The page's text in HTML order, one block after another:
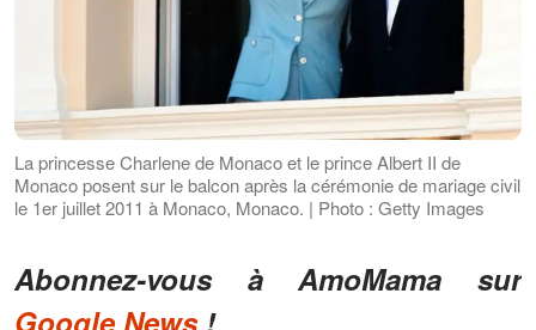
La princesse Charlene de Monaco et le prince Albert II de
Monaco posent sur le balcon après la cérémonie de mariage civil
le 1er juillet 2011 à Monaco, Monaco. | Photo : Getty Images
Abonnez-vous à AmoMama sur
Google News!